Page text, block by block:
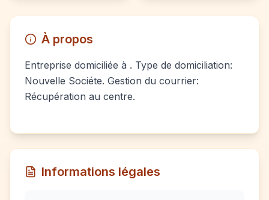
À propos
Entreprise domiciliée à . Type de domiciliation:
Nouvelle Sociéte. Gestion du courrier:
Récupération au centre.
Informations légales